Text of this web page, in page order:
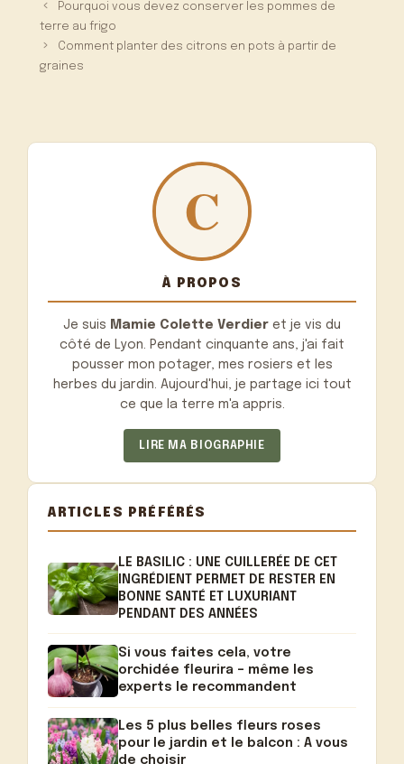
Pourquoi vous devez conserver les pommes de
terre au frigo
Comment planter des citrons en pots à partir de
graines
À PROPOS
Je suis Mamie Colette Verdier et je vis du
côté de Lyon. Pendant cinquante ans, j'ai fait
pousser mon potager, mes rosiers et les
herbes du jardin. Aujourd'hui, je partage ici tout
ce que la terre m'a appris.
LIRE MA BIOGRAPHIE
ARTICLES PRÉFÉRÉS
LE BASILIC : UNE CUILLERÉE DE CET
INGRÉDIENT PERMET DE RESTER EN
BONNE SANTÉ ET LUXURIANT
PENDANT DES ANNÉES
Si vous faites cela, votre
orchidée fleurira – même les
experts le recommandent
Les 5 plus belles fleurs roses
pour le jardin et le balcon : A vous
de choisir